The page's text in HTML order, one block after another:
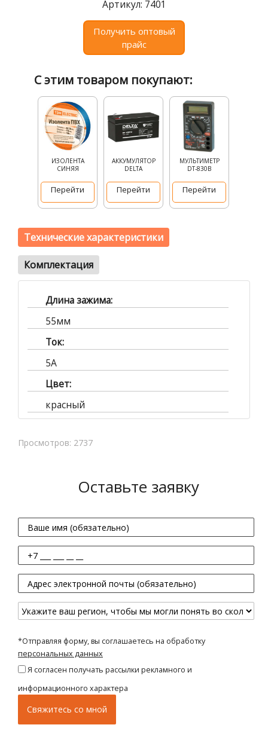
news@signalelectronics.ru
Артикул: 7401
Получить оптовый
прайс
С этим товаром покупают:
ИЗОЛЕНТА
СИНЯЯ
Перейти
АККУМУЛЯТОР
DELTA
Перейти
МУЛЬТИМЕТР
DT-830B
Перейти
Технические характеристики
Комплектация
Длина зажима:
55мм
Ток:
5A
Цвет:
красный
Просмотров: 2737
Оставьте заявку
*Отправляя форму, вы соглашаетесь на обработку
персональных данных
Я согласен получать рассылки рекламного и
информационного характера